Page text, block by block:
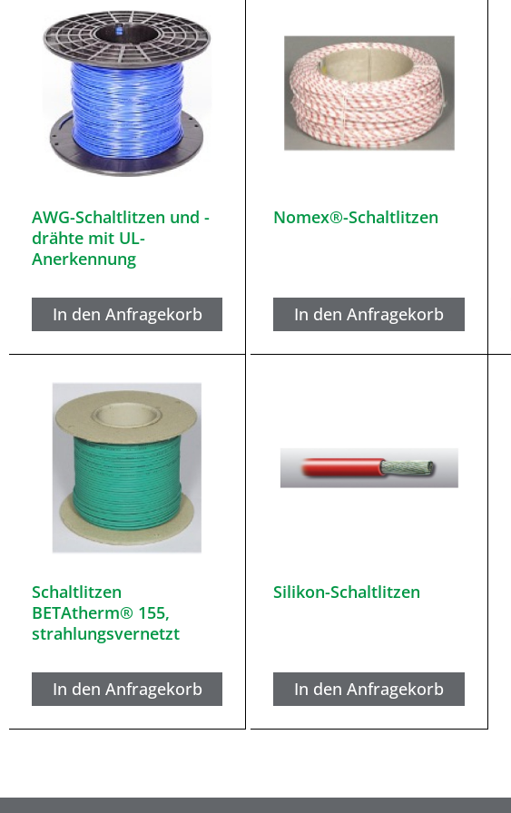
AWG-Schaltlitzen und -
drähte mit UL-
Anerkennung
In den Anfragekorb
Nomex®-Schaltlitzen
In den Anfragekorb
Schaltlitzen
BETAtherm® 155,
strahlungsvernetzt
In den Anfragekorb
Silikon-Schaltlitzen
In den Anfragekorb